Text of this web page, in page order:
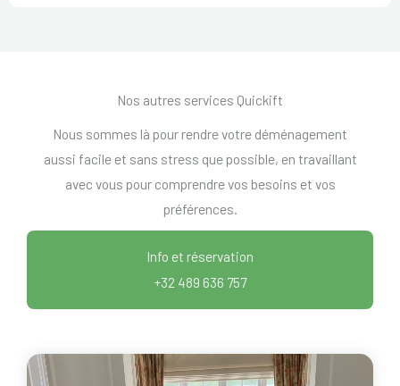
Nos autres services Quickift
Nous sommes là pour rendre votre déménagement
aussi facile et sans stress que possible, en travaillant
avec vous pour comprendre vos besoins et vos
préférences.
Info et réservation
+32 489 636 757